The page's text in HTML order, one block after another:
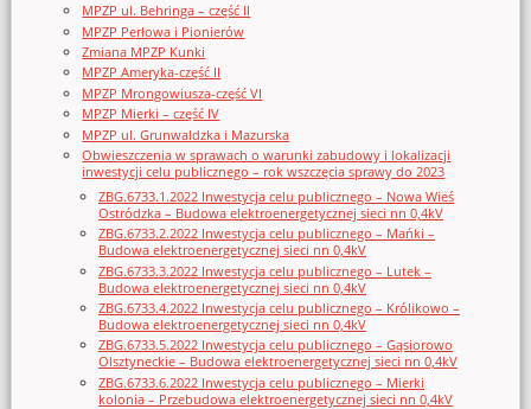
MPZP ul. Behringa – część II
MPZP Perłowa i Pionierów
Zmiana MPZP Kunki
MPZP Ameryka-część II
MPZP Mrongowiusza-część VI
MPZP Mierki – część IV
MPZP ul. Grunwaldzka i Mazurska
Obwieszczenia w sprawach o warunki zabudowy i lokalizacji
inwestycji celu publicznego – rok wszczęcia sprawy do 2023
ZBG.6733.1.2022 Inwestycja celu publicznego – Nowa Wieś
Ostródzka – Budowa elektroenergetycznej sieci nn 0,4kV
ZBG.6733.2.2022 Inwestycja celu publicznego – Mańki –
Budowa elektroenergetycznej sieci nn 0,4kV
ZBG.6733.3.2022 Inwestycja celu publicznego – Lutek –
Budowa elektroenergetycznej sieci nn 0,4kV
ZBG.6733.4.2022 Inwestycja celu publicznego – Królikowo –
Budowa elektroenergetycznej sieci nn 0,4kV
ZBG.6733.5.2022 Inwestycja celu publicznego – Gąsiorowo
Olsztyneckie – Budowa elektroenergetycznej sieci nn 0,4kV
ZBG.6733.6.2022 Inwestycja celu publicznego – Mierki
kolonia – Przebudowa elektroenergetycznej sieci nn 0,4kV